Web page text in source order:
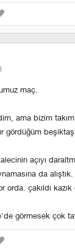
maç.
ama bizim
gördüğüm beşiktaş
açıyı
da
orda. çakıldı
görmesek çok